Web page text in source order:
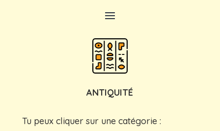
ANTIQUITÉ
Tu peux cliquer sur une catégorie :